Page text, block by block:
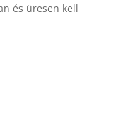
és üresen kell